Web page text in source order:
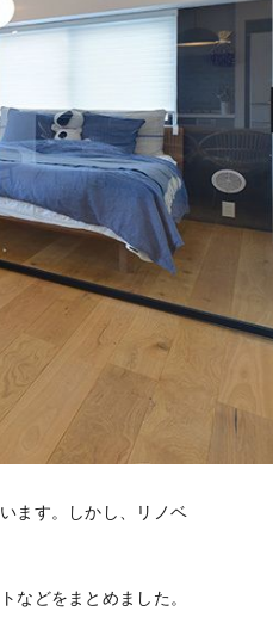
ます。しかし、リノベ
などをまとめました。